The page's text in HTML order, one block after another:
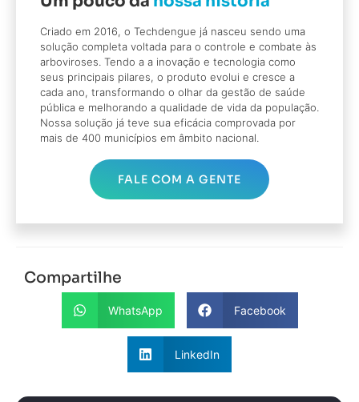
Criado em 2016, o Techdengue já nasceu sendo uma
solução completa voltada para o controle e combate às
arboviroses. Tendo a a inovação e tecnologia como
seus principais pilares, o produto evolui e cresce a
cada ano, transformando o olhar da gestão de saúde
pública e melhorando a qualidade de vida da população.
Nossa solução já teve sua eficácia comprovada por
mais de 400 municípios em âmbito nacional.
FALE COM A GENTE
Compartilhe
WhatsApp Facebook
LinkedIn